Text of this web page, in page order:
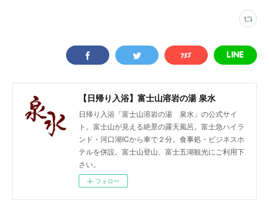
【日帰り入浴】富士山溶岩の湯 泉水
日帰り入浴「富士山溶岩の湯 泉水」の公式サイ
ト。富士山が見える絶景の露天風呂。富士急ハイラ
ンド・河口湖ICから車で２分。食事処・ビジネスホ
テルを併設。富士山登山、富士五湖観光にご利用下
さい。
フォロー